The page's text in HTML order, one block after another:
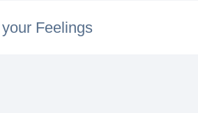
Feelings